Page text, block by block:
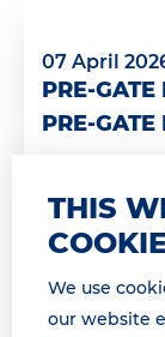
07 April
PRE-
PRE-GATE
Momenteel
procedure.
procedure is
Lees
THIS
We use
our website